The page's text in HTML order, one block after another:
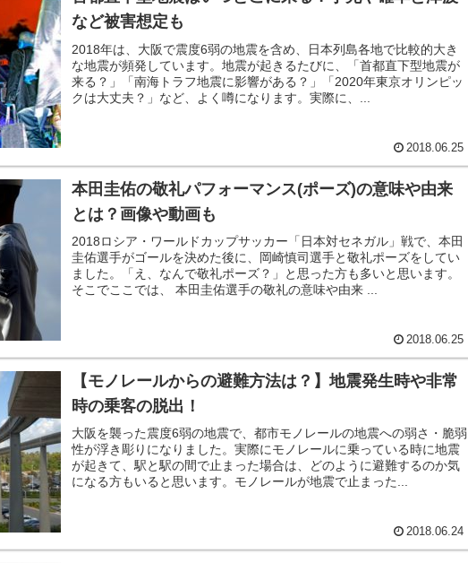
など被害想定も
2018年は、大阪で震度6弱の地震を含め、日本列島各地で比較的大き
な地震が頻発しています。地震が起きるたびに、「首都直下型地震が
来る？」「南海トラフ地震に影響がある？」「2020年東京オリンピッ
クは大丈夫？」など、よく噂になります。実際に、...
2018.06.25
本田圭佑の敬礼パフォーマンス(ポーズ)の意味や由来
とは？画像や動画も
2018ロシア・ワールドカップサッカー「日本対セネガル」戦で、本田
圭佑選手がゴールを決めた後に、岡崎慎司選手と敬礼ポーズをしてい
ました。「え、なんで敬礼ポーズ？」と思った方も多いと思います。
そこでここでは、 本田圭佑選手の敬礼の意味や由来 ...
2018.06.25
【モノレールからの避難方法は？】地震発生時や非常
時の乗客の脱出！
大阪を襲った震度6弱の地震で、都市モノレールの地震への弱さ・脆弱
性が浮き彫りになりました。実際にモノレールに乗っている時に地震
が起きて、駅と駅の間で止まった場合は、どのように避難するのか気
になる方もいると思います。モノレールが地震で止まった...
2018.06.24